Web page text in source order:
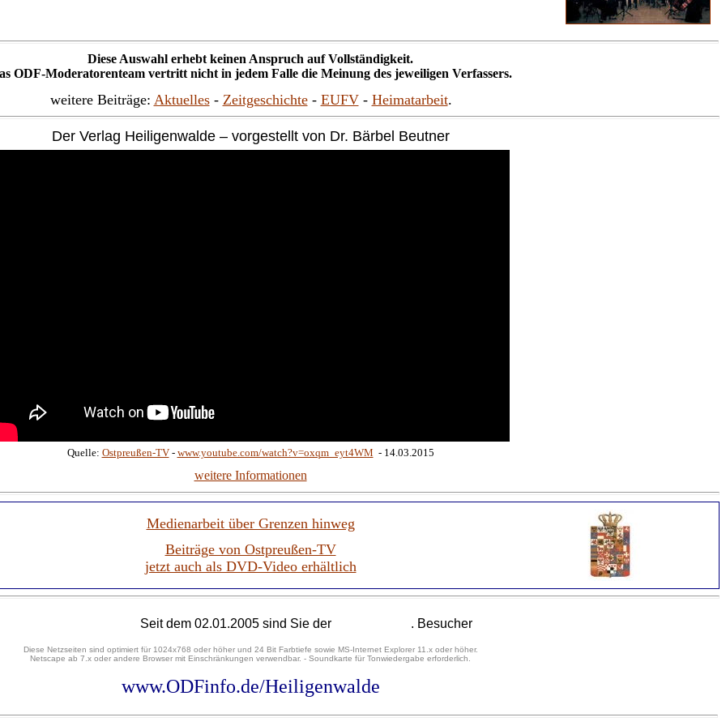
Diese Auswahl erhebt keinen Anspruch auf Vollständigkeit.
ODF-Moderatorenteamvertritt nicht in jedem Falle die Meinung des jeweiligen Verfassers.
weitere Beiträge: Aktuelles- Zeitgeschichte- EUFV- Heimatarbeit.
Der Verlag Heiligenwalde – vorgestellt von Dr. Bärbel Beutner
Quelle: Ostpreußen-TV- www.youtube.com/watch?v=oxqm_eyt4WM - 14.03.2015
weitere Informationen
Medienarbeit über Grenzen hinweg
Beiträge von Ostpreußen-TV
jetzt auch als DVD-Video erhältlich
Seit dem 02.01.2005 sind Sie der . Besucher
Diese Netzseiten sind optimiert für 1024x768 oder höher und 24 Bit Farbtiefe sowie MS-Internet Explorer 11.x oder höher.
Netscape ab 7.x oder andere Browser mit Einschränkungen verwendbar. - Soundkarte für Tonwiedergabe erforderlich.
www.ODFinfo.de/Heiligenwalde